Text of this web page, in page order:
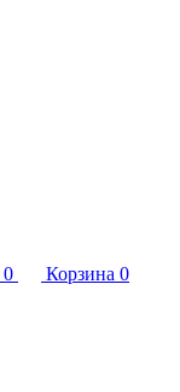
0 Корзина 0